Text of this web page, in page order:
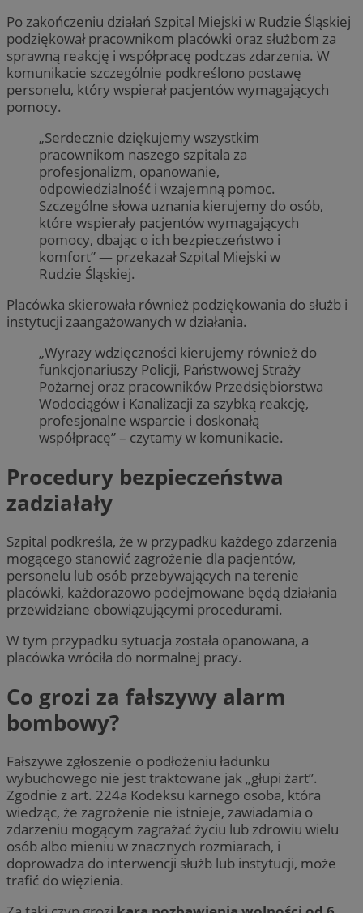
Po zakończeniu działań Szpital Miejski w Rudzie Śląskiej
podziękował pracownikom placówki oraz służbom za
sprawną reakcję i współpracę podczas zdarzenia. W
komunikacie szczególnie podkreślono postawę
personelu, który wspierał pacjentów wymagających
pomocy.
„Serdecznie dziękujemy wszystkim
pracownikom naszego szpitala za
profesjonalizm, opanowanie,
odpowiedzialność i wzajemną pomoc.
Szczególne słowa uznania kierujemy do osób,
które wspierały pacjentów wymagających
pomocy, dbając o ich bezpieczeństwo i
komfort” — przekazał Szpital Miejski w
Rudzie Śląskiej.
Placówka skierowała również podziękowania do służb i
instytucji zaangażowanych w działania.
„Wyrazy wdzięczności kierujemy również do
funkcjonariuszy Policji, Państwowej Straży
Pożarnej oraz pracowników Przedsiębiorstwa
Wodociągów i Kanalizacji za szybką reakcję,
profesjonalne wsparcie i doskonałą
współpracę” – czytamy w komunikacie.
Procedury bezpieczeństwa
zadziałały
Szpital podkreśla, że w przypadku każdego zdarzenia
mogącego stanowić zagrożenie dla pacjentów,
personelu lub osób przebywających na terenie
placówki, każdorazowo podejmowane będą działania
przewidziane obowiązującymi procedurami.
W tym przypadku sytuacja została opanowana, a
placówka wróciła do normalnej pracy.
Co grozi za fałszywy alarm
bombowy?
Fałszywe zgłoszenie o podłożeniu ładunku
wybuchowego nie jest traktowane jak „głupi żart”.
Zgodnie z art. 224a Kodeksu karnego osoba, która
wiedząc, że zagrożenie nie istnieje, zawiadamia o
zdarzeniu mogącym zagrażać życiu lub zdrowiu wielu
osób albo mieniu w znacznych rozmiarach, i
doprowadza do interwencji służb lub instytucji, może
trafić do więzienia.